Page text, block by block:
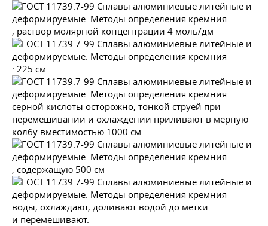
, раствор молярной концентрации 4 моль/дм
: 225 см
серной кислоты осторожно, тонкой струей при
перемешивании и охлаждении приливают в мерную
колбу вместимостью 1000 см
, содержащую 500 см
воды, охлаждают, доливают водой до метки
и перемешивают.